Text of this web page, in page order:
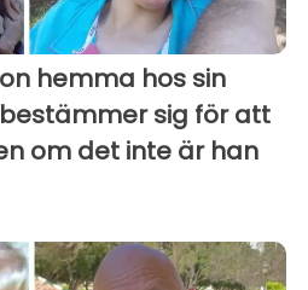
hemma hos sin
sig för att
om det inte är han